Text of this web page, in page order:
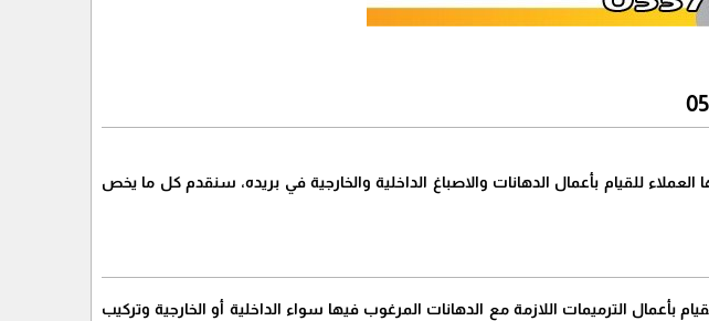
للقيام بأعمال الدهانات والاصباغ الداخلية والخارجية في بريده، سنقدم كل ما يخص
بأعمال الترميمات اللازمة مع الدهانات المرغوب فيها سواء الداخلية أو الخارجية وتركيب